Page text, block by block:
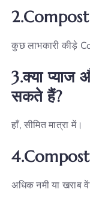
कुछ लाभकारी कीड़े
3.क्या
सकते हैं?
हाँ, सीमित मात्रा में।
अधिक नमी या खराब